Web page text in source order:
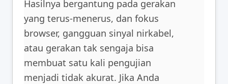
Hasilnya bergantung pada gerakan
yang terus-menerus, dan fokus
browser, gangguan sinyal nirkabel,
atau gerakan tak sengaja bisa
membuat satu kali pengujian
menjadi tidak akurat. Jika Anda